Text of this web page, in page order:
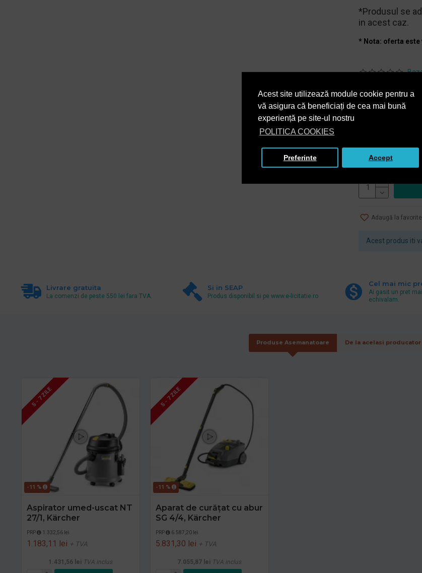
Acest site utilizează module cookie pentru a
vă asigura că beneficiați de cea mai bună
experiență pe site-ul nostru
POLITICA COOKIES
Preferinte Accept
*Produsul se
in acest caz.
* Nota: oferta
Acest produs iti
4.243,47
Acest produs se
Adaugă la favorite
Livrare gratuita
La comenzi de peste 550 lei fara TVA.
Si in SEAP
Produs disponibil si pe www.e-licitatie.ro
Cel mai mic
Ai gasit un pret
echivalam.
Produse Asemanatoare De la acelasi producator
-11 %
5 - 7 ZILE
Aspirator umed-uscat NT
27/1, Kärcher
PRP 1.332,56 lei
1.183,11 lei + TVA
1.431,56 lei TVA inclus
-11 %
5 - 7 ZILE
Aparat de curățat cu abur
SG 4/4, Kärcher
PRP 6.587,20 lei
5.831,30 lei + TVA
7.055,87 lei TVA inclus